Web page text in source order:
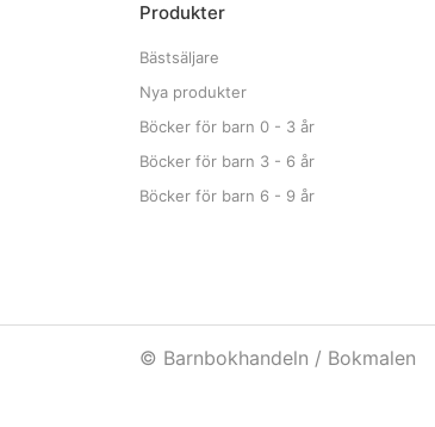
Produkter
Bästsäljare
Nya produkter
Böcker för barn 0 - 3 år
Böcker för barn 3 - 6 år
Böcker för barn 6 - 9 år
© Barnbokhandeln / Bokmalen